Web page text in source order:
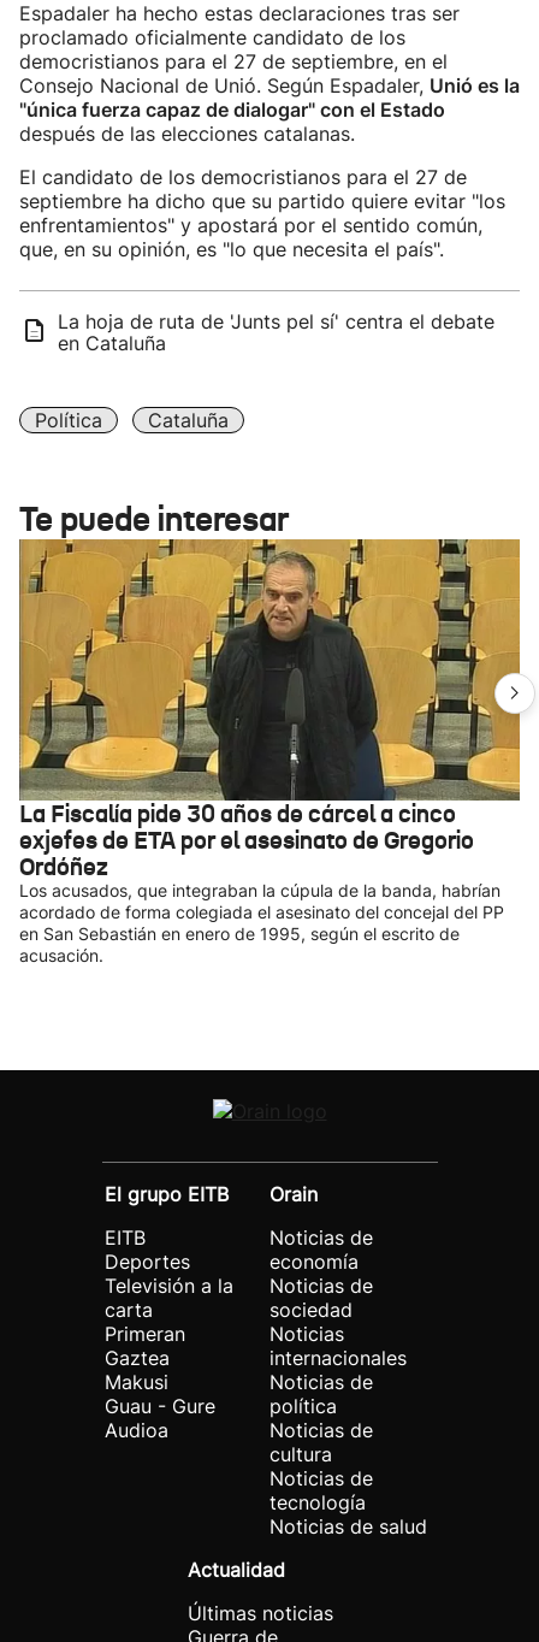
Espadaler ha hecho estas declaraciones tras ser
proclamado oficialmente candidato de los
democristianos para el 27 de septiembre, en el
Consejo Nacional de Unió. Según Espadaler, Unió es la
"única fuerza capaz de dialogar" con el Estado
después de las elecciones catalanas.
El candidato de los democristianos para el 27 de
septiembre ha dicho que su partido quiere evitar "los
enfrentamientos" y apostará por el sentido común,
que, en su opinión, es "lo que necesita el país".
La hoja de ruta de 'Junts pel sí' centra el debate
en Cataluña
Política Cataluña
Te puede interesar
La Fiscalía pide 30 años de cárcel a cinco
exjefes de ETA por el asesinato de Gregorio
Ordóñez
Los acusados, que integraban la cúpula de la banda, habrían
acordado de forma colegiada el asesinato del concejal del PP
en San Sebastián en enero de 1995, según el escrito de
acusación.
El grupo EITB
EITB
Deportes
Televisión a la
carta
Primeran
Gaztea
Makusi
Guau - Gure
Audioa
Orain
Noticias de
economía
Noticias de
sociedad
Noticias
internacionales
Noticias de
política
Noticias de
cultura
Noticias de
tecnología
Noticias de salud
Actualidad
Últimas noticias
Guerra de